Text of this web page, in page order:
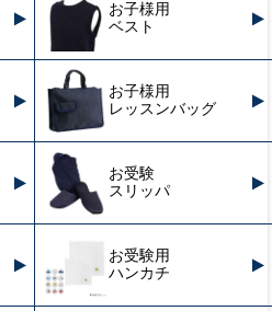
お子様用
ベスト
お子様用
レッスンバッグ
お受験
スリッパ
お受験用
ハンカチ